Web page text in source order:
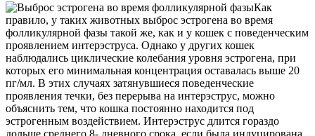
Как
правило, у таких животных выброс эстрогена во время
фолликулярной фазы такой же, как и у кошек с поведенческим
проявлением интерэструса. Однако у других кошек
наблюдались циклические колебания уровня эстрогена, при
которых его минимальная концентрация оставалась выше 20
пг/мл. В этих случаях затянувшиеся поведенческие
проявления течки, без перерыва на интерэструс, можно
объяснить тем, что кошка постоянно находится под
эстрогенным воздействием. Интерэструс длится гораздо
дольше среднего 8- дневного срока, если была индуцирована